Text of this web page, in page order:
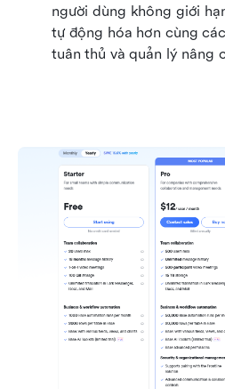
người dùng không giới
tự động hóa hơn cùng
tuân thủ và quản lý nâng